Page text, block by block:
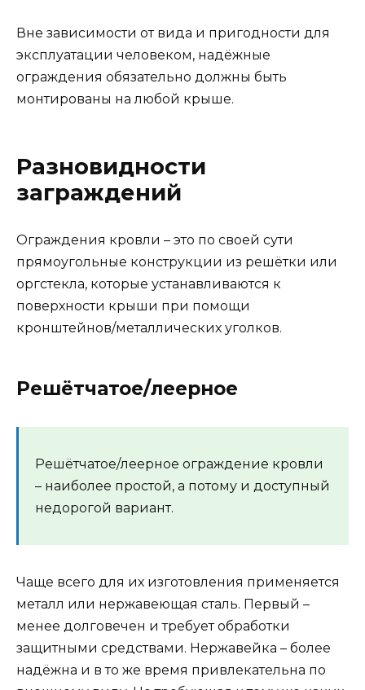
Вне зависимости от вида и пригодности для
эксплуатации человеком, надёжные
ограждения обязательно должны быть
монтированы на любой крыше.
Разновидности
заграждений
Ограждения кровли – это по своей сути
прямоугольные конструкции из решётки или
оргстекла, которые устанавливаются к
поверхности крыши при помощи
кронштейнов/металлических уголков.
Решётчатое/леерное
Решётчатое/леерное ограждение кровли
– наиболее простой, а потому и доступный
недорогой вариант.
Чаще всего для их изготовления применяется
металл или нержавеющая сталь. Первый –
менее долговечен и требует обработки
защитными средствами. Нержавейка – более
надёжна и в то же время привлекательна по